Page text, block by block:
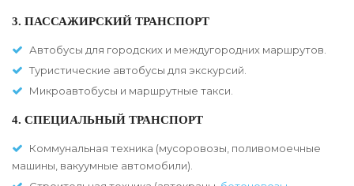
3. ПАССАЖИРСКИЙ ТРАНСПОРТ
Автобусы для городских и междугородних маршрутов.
Туристические автобусы для экскурсий.
Микроавтобусы и маршрутные такси.
4. СПЕЦИАЛЬНЫЙ ТРАНСПОРТ
Коммунальная техника (мусоровозы, поливомоечные
машины, вакуумные автомобили).